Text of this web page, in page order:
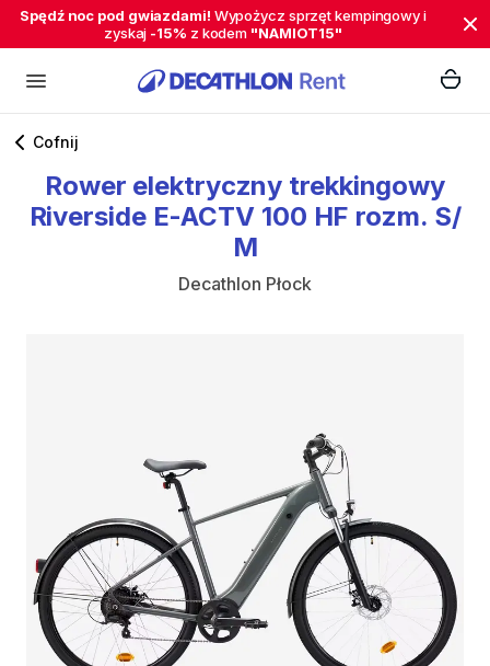
Spędź noc pod gwiazdami! Wypożycz sprzęt kempingowy i
zyskaj -15% z kodem "NAMIOT15"
Cofnij
Rower elektryczny trekkingowy
Riverside E-ACTV 100 HF rozm. S​/​
M
Decathlon Płock